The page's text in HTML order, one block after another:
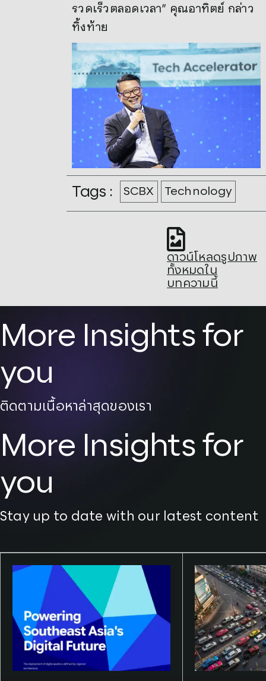
รวดเร็วตลอดเวลา” คุณอาทิตย์ กล่าว
ทิ้งท้าย
Tags : SCBX Technology
ดาวน์โหลดรูปภาพ
ทั้งหมดใน
บทความนี้
More Insights for
you
ติดตามเนื้อหาล่าสุดของเรา
More Insights for
you
Stay up to date with our latest content